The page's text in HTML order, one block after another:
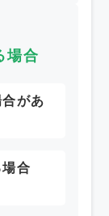
場合
があ
合